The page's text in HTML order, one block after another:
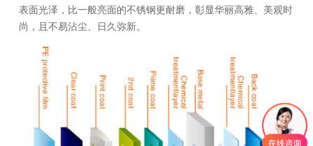
表面光泽，比一般亮面的不锈钢更耐磨，彰显华丽高雅、美观时
尚，且不易沾尘、日久弥新。